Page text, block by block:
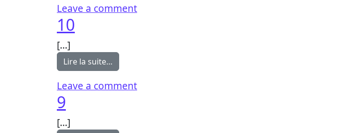
Leave a commenton 11
10
[…]
Lire la suite…
Leave a commenton 10
9
[…]